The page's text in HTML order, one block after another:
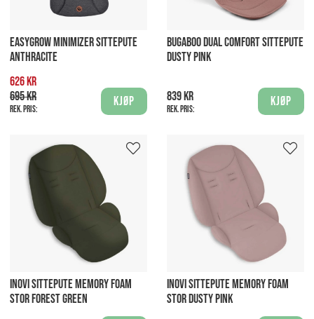
EASYGROW MINIMIZER SITTEPUTE
ANTHRACITE
626 kr
695 kr
Rek. pris:
Kjøp
BUGABOO DUAL COMFORT SITTEPUTE
DUSTY PINK
839 kr
Rek. pris:
Kjøp
INOVI SITTEPUTE MEMORY FOAM
STOR FOREST GREEN
INOVI SITTEPUTE MEMORY FOAM
STOR DUSTY PINK